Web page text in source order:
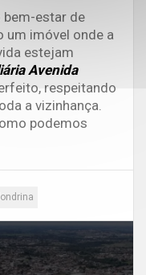
bem-estar de
um imóvel onde a
estejam
Avenida
respeitando
a vizinhança.
podemos